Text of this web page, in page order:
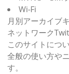
Wi-Fi
月別アーカイブ
ネットワーク
このサイトにつ
全般の使い方や
す。